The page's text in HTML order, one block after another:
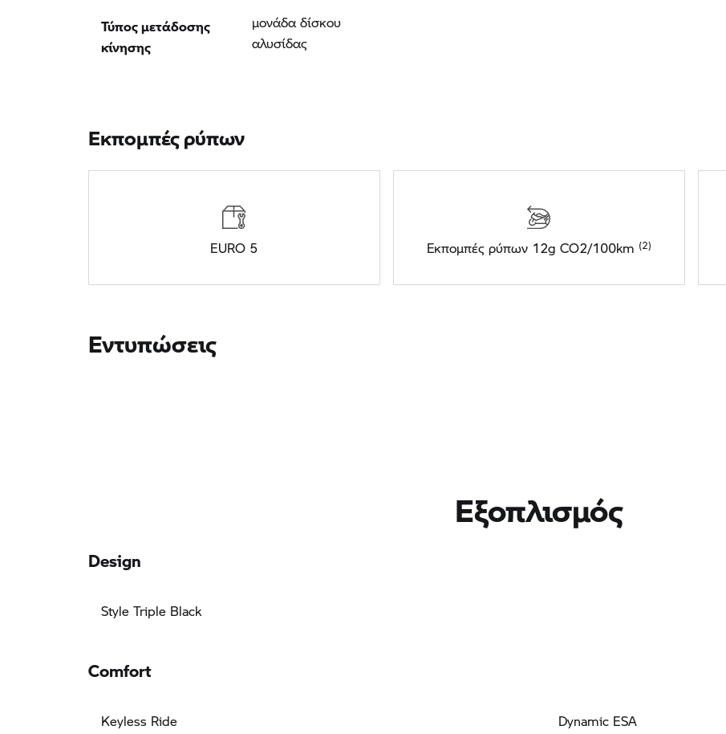
Τύπος μετάδοσης
κίνησης
μονάδα δίσκου
αλυσίδας
Εκπομπές ρύπων
EURO 5 Εκπομπές ρύπων 12g CO2/100km
Εντυπώσεις
Εξοπλισμός
Design
Style Triple Black
Comfort
Keyless Ride Dynamic ESA